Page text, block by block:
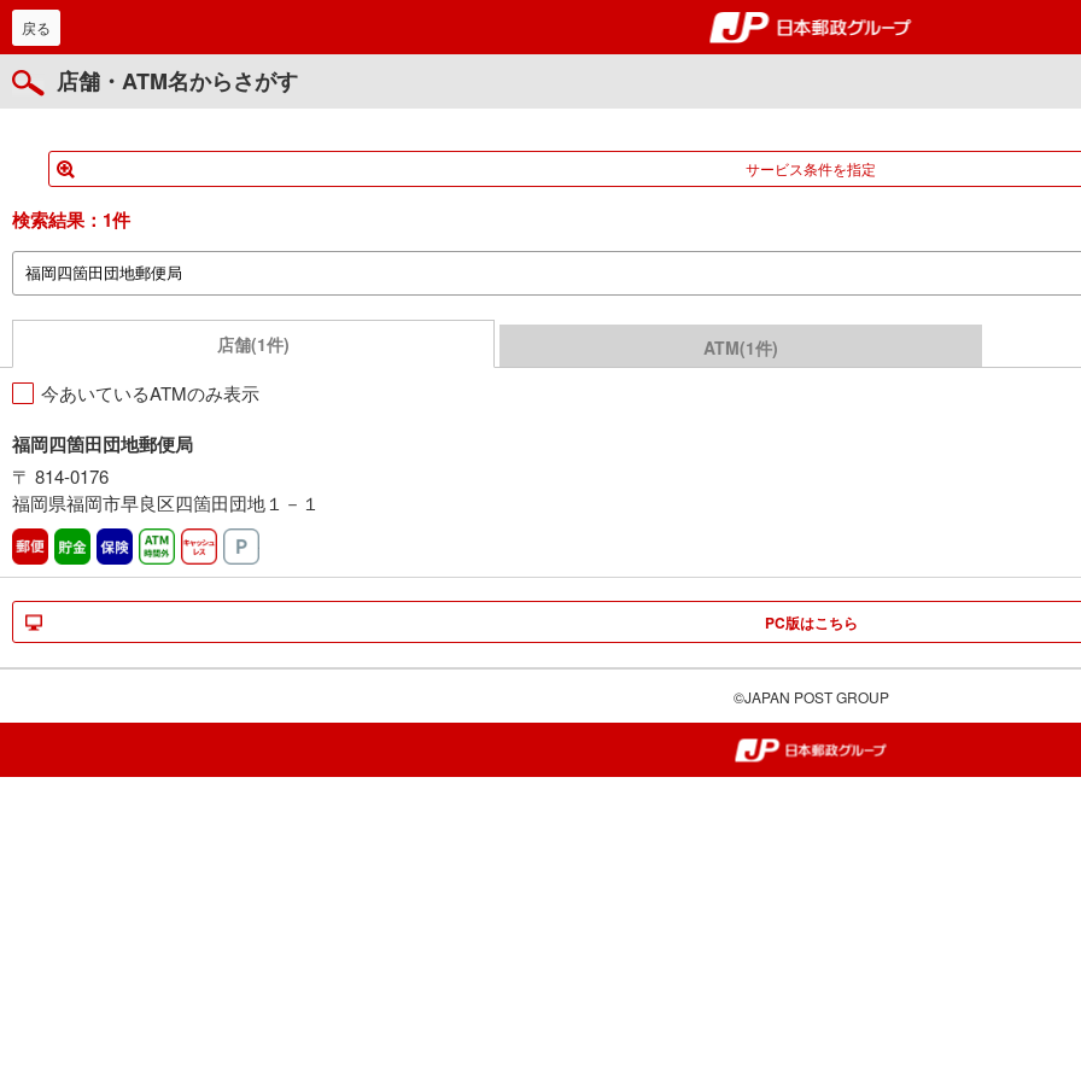
郵便局・日本郵政グループ
戻る
店舗・ATM名からさがす
サービス条件を指定
検索結果： 1件
店舗(1件) ATM(1件)
今あいているATMのみ表示
福岡四箇田団地郵便局
〒 814-0176
福岡県福岡市早良区四箇田団地１－１
郵便 貯金 保険 ATM時間外キャッシュレス
PC版はこちら
©JAPAN POST GROUP